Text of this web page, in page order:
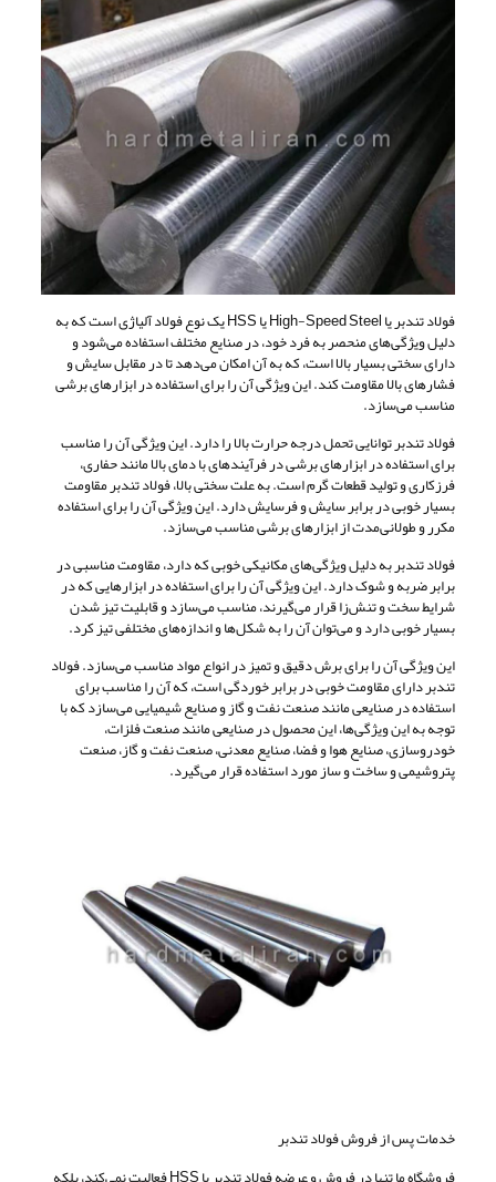
فولاد تندبر یا High-Speed Steel یا HSS یک نوع فولاد آلیاژی است که به
دلیل ویژگی‌های منحصر به فرد خود، در صنایع مختلف استفاده می‌شود و
دارای سختی بسیار بالا است، که به آن امکان می‌دهد تا در مقابل سایش و
فشارهای بالا مقاومت کند. این ویژگی آن را برای استفاده در ابزارهای برشی
مناسب می‌سازد.
فولاد تندبر توانایی تحمل درجه حرارت بالا را دارد. این ویژگی آن را مناسب
برای استفاده در ابزارهای برشی در فرآیندهای با دمای بالا مانند حفاری،
فرزکاری و تولید قطعات گرم است. به علت سختی بالا، فولاد تندبر مقاومت
بسیار خوبی در برابر سایش و فرسایش دارد. این ویژگی آن را برای استفاده
مکرر و طولانی‌مدت از ابزارهای برشی مناسب می‌سازد.
فولاد تندبر به دلیل ویژگی‌های مکانیکی خوبی که دارد، مقاومت مناسبی در
برابر ضربه و شوک دارد. این ویژگی آن را برای استفاده در ابزارهایی که در
شرایط سخت و تنش‌زا قرار می‌گیرند، مناسب می‌سازد و قابلیت تیز شدن
بسیار خوبی دارد و می‌توان آن را به شکل‌ها و اندازه‌های مختلفی تیز کرد.
این ویژگی آن را برای برش دقیق و تمیز در انواع مواد مناسب می‌سازد. فولاد
تندبر دارای مقاومت خوبی در برابر خوردگی است، که آن را مناسب برای
استفاده در صنایعی مانند صنعت نفت و گاز و صنایع شیمیایی می‌سازد که با
توجه به این ویژگی‌ها، این محصول در صنایعی مانند صنعت فلزات،
خودروسازی، صنایع هوا و فضا، صنایع معدنی، صنعت نفت و گاز، صنعت
پتروشیمی و ساخت و ساز مورد استفاده قرار می‌گیرد.
خدمات پس از فروش فولاد تندبر